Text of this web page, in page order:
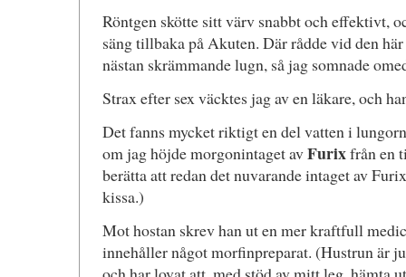
Röntgen skötte sitt värv snabbt och effektivt,
säng tillbaka på Akuten. Där rådde vid den
nästan skrämmande lugn, så jag somnade
Strax efter sex väcktes jag av en läkare, och
Det fanns mycket riktigt en del vatten i
om jag höjde morgonintaget avFurixfrån en
berätta att redan det nuvarande intaget av
kissa.)
Mot hostan skrev han ut en mer kraftfull
innehåller något morfinpreparat. (Hustrun är